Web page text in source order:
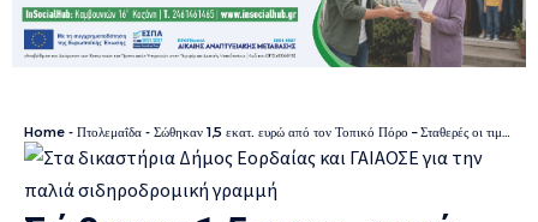
Home - Πτολεμαΐδα - Σώθηκαν 1,5 εκατ. ευρώ από τον Τοπικό Πόρο – Σταθερές οι τιμές στην Εμποροπανήγυρη Πτολεμαΐδας